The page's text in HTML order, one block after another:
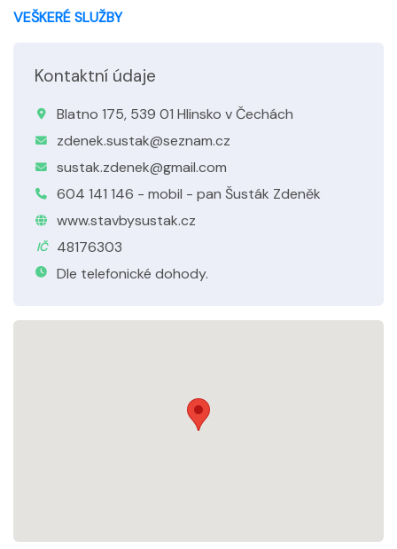
VEŠKERÉ SLUŽBY
Kontaktní údaje
Blatno 175, 539 01 Hlinsko v Čechách
zdenek.sustak@seznam.cz
sustak.zdenek@gmail.com
604 141 146 - mobil - pan Šusták Zdeněk
www.stavbysustak.cz
IČ
48176303
Dle telefonické dohody.